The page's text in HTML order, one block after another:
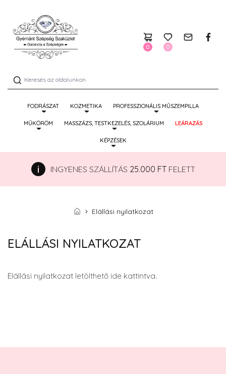
0 0
FODRÁSZAT KOZMETIKA PROFESSZIONÁLIS MŰSZEMPILLA
MŰKÖRÖM MASSZÁZS, TESTKEZELÉS, SZOLÁRIUM LEÁRAZÁS
KÉPZÉSEK
INGYENES SZÁLLÍTÁS 25.000 FTFELETT
Elállási nyilatkozat
ELÁLLÁSI NYILATKOZAT
Elállási nyilatkozat letölthető ide kattintva.